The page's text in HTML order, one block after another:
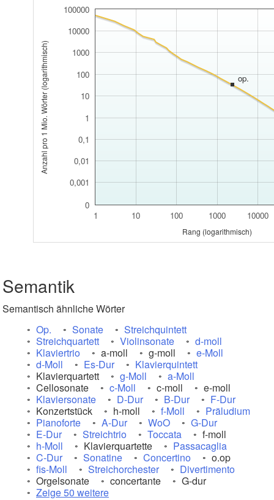
1 10 100 1000 10000
0
1
10
100
1000
10000
100000
0,001
0,01
0,1
op.
Rang (logarithmisch)
Anzahl pro 1 Mio. Wörter (logarithmisch)
Semantik
Semantisch ähnliche Wörter
Op.
Sonate
Streichquintett
Streichquartett
Violinsonate
d-moll
Klaviertrio
a-moll g-moll
e-Moll
d-Moll
Es-Dur
Klavierquintett
Klavierquartett
g-Moll
a-Moll
Cellosonate
c-Moll c-moll
e-moll
Klaviersonate
D-Dur B-Dur
F-Dur
Konzertstück
h-moll f-Moll
Präludium
Pianoforte
A-Dur WoO
G-Dur
E-Dur
Streichtrio Toccata
f-moll
h-Moll
Klavierquartette
Passacaglia
C-Dur
Sonatine Concertino
o.op
fis-Moll
Streichorchester
Divertimento
Orgelsonate
concertante
G-dur
Zeige 50 weitere